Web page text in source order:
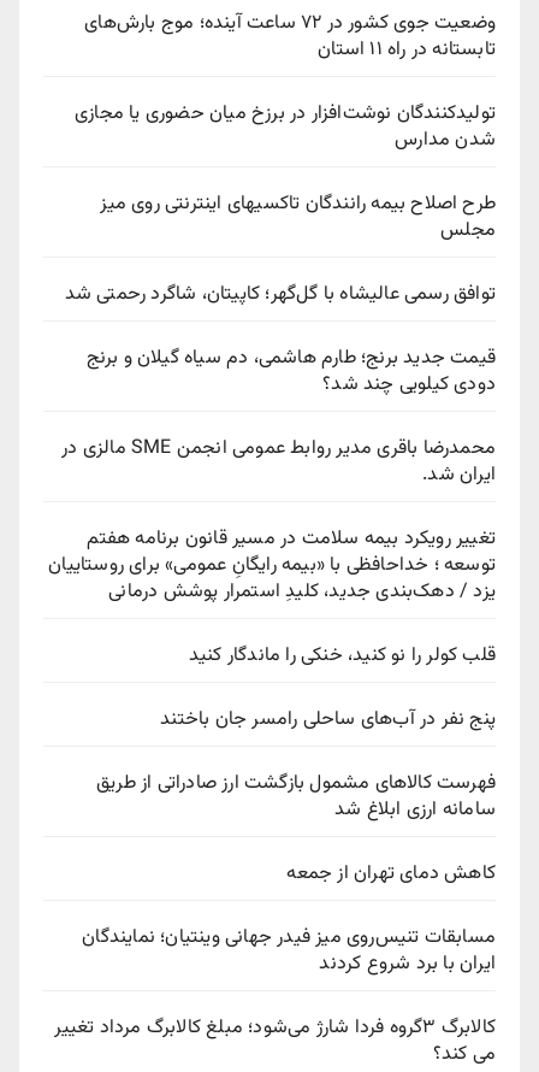
وضعیت جوی کشور در ۷۲ ساعت آینده؛ موج بارش‌های
تابستانه در راه ۱۱ استان
تولیدکنندگان نوشت‌افزار در برزخ میان حضوری یا مجازی
شدن مدارس
طرح اصلاح بیمه رانندگان تاکسیهای اینترنتی روی میز
مجلس
توافق رسمی عالیشاه با گل‌گهر؛ کاپیتان، شاگرد رحمتی شد
قیمت جدید برنج؛ طارم هاشمی، دم سیاه گیلان و برنج
دودی کیلویی چند شد؟
محمدرضا باقری مدیر روابط عمومی انجمن SME مالزی در
ایران شد.
تغییر رویکرد بیمه سلامت در مسیر قانون برنامه هفتم
توسعه ؛ خداحافظی با «بیمه رایگانِ عمومی» برای روستاییان
یزد / دهک‌بندی جدید، کلیدِ استمرار پوشش درمانی
قلب کولر را نو کنید، خنکی را ماندگار کنید
پنج نفر در آب‌های ساحلی رامسر جان باختند
فهرست کالاهای مشمول بازگشت ارز صادراتی از طریق
سامانه ارزی ابلاغ شد
کاهش دمای تهران از جمعه
مسابقات تنیس‌روی میز فیدر جهانی وینتیان؛ نمایندگان
ایران با برد شروع کردند
کالابرگ ۳گروه فردا شارژ می‌شود؛ مبلغ کالابرگ مرداد تغییر
می کند؟